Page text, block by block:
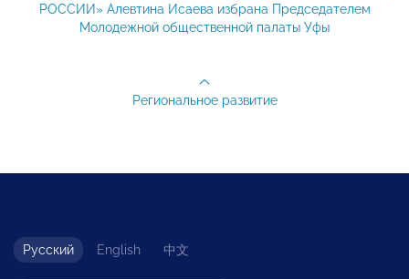
РОССИИ» Алевтина Исаева избрана Председателем
Молодежной общественной палаты Уфы
Региональное развитие
Русский English 中文